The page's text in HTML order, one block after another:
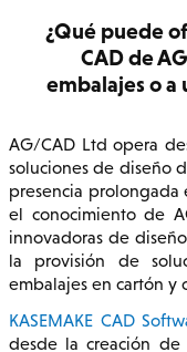
¿Qué puede
CAD de
embalajes o a
AG/CAD Ltd opera
soluciones de diseño
presencia prolongada
el conocimiento de
innovadoras de
la provisión de
embalajes en cartón y
KASEMAKE CAD
desde la creación de